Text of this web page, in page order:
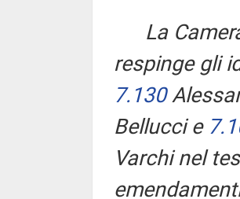
La
respinge gli
7.130
Bellucci e
Varchi nel